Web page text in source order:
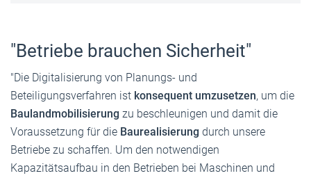
"Betriebe brauchen Sicherheit"
"Die Digitalisierung von Planungs- und
Beteiligungsverfahren ist konsequent umzusetzen, um die
Baulandmobilisierung zu beschleunigen und damit die
Voraussetzung für die Baurealisierung durch unsere
Betriebe zu schaffen. Um den notwendigen
Kapazitätsaufbau in den Betrieben bei Maschinen und